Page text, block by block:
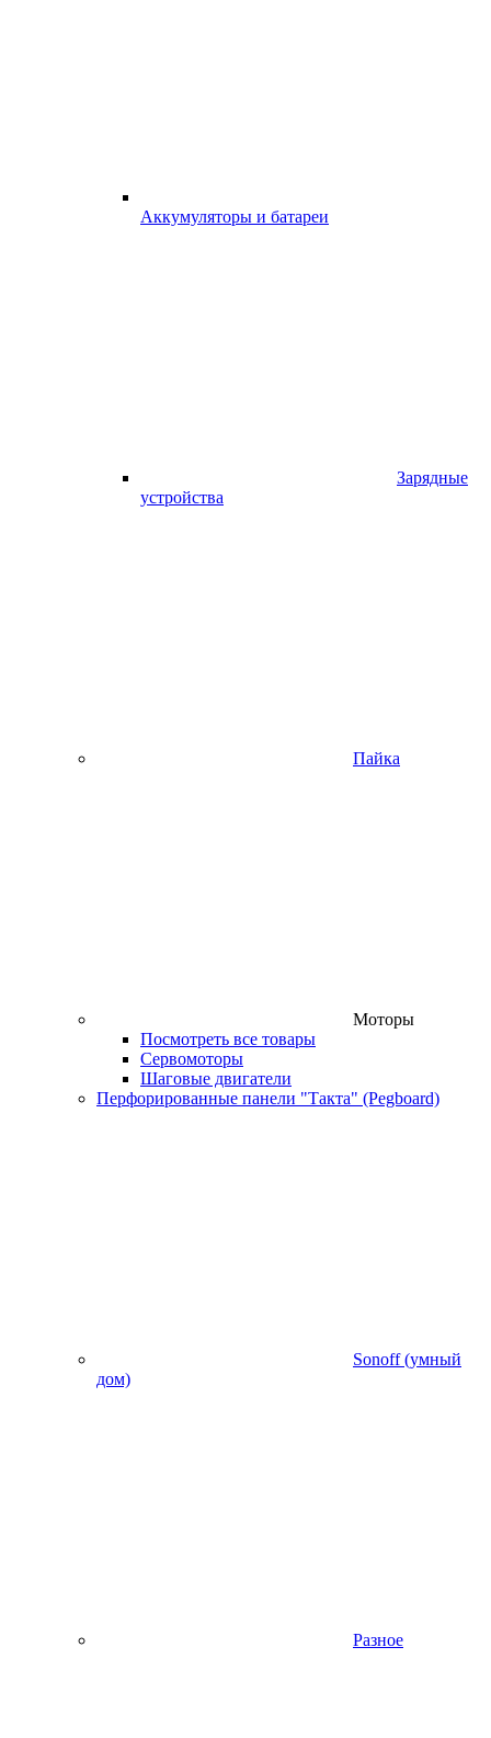
Аккумуляторы и батареи
Зарядные
устройства
Пайка
Моторы
Посмотреть все товары
Сервомоторы
Шаговые двигатели
Перфорированные панели "Такта" (Pegboard)
Sonoff (умный
дом)
Разное